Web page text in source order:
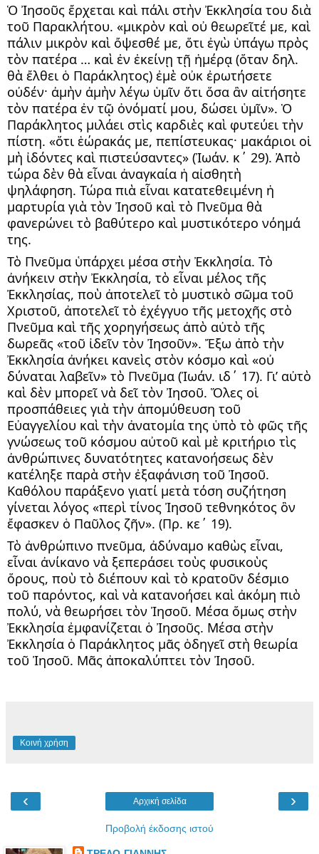
Ὁ Ἰησοῦς ἔρχεται καὶ πάλι στὴν Ἐκκλησία του διὰ
τοῦ Παρακλήτου. «μικρὸν καὶ οὐ θεωρεῖτέ με, καὶ
πάλιν μικρὸν καὶ ὄψεσθέ με, ὅτι ἐγὼ ὑπάγω πρὸς
τὸν πατέρα … καὶ ἐν ἐκείνῃ τῇ ἡμέρᾳ (ὅταν δηλ.
θὰ ἔλθει ὁ Παράκλητος) ἐμὲ οὐκ ἐρωτήσετε
οὐδέν· ἀμὴν ἀμὴν λέγω ὑμῖν ὅτι ὅσα ἂν αἰτήσητε
τὸν πατέρα ἐν τῷ ὀνόματί μου, δώσει ὑμῖν». Ὁ
Παράκλητος μιλάει στὶς καρδιὲς καὶ φυτεύει τὴν
πίστη. «ὅτι ἑώρακάς με, πεπίστευκας· μακάριοι οἱ
μὴ ἰδόντες καὶ πιστεύσαντες» (Ἰωάν. κ΄ 29). Ἀπὸ
τώρα δὲν θὰ εἶναι ἀναγκαία ἡ αἰσθητὴ
ψηλάφηση. Τώρα πιὰ εἶναι κατατεθειμένη ἡ
μαρτυρία γιὰ τὸν Ἰησοῦ καὶ τὸ Πνεῦμα θὰ
φανερώνει τὸ βαθύτερο καὶ μυστικότερο νόημά
της.
Τὸ Πνεῦμα ὑπάρχει μέσα στὴν Ἐκκλησία. Τὸ
ἀνήκειν στὴν Ἐκκλησία, τὸ εἶναι μέλος τῆς
Ἐκκλησίας, ποὺ ἀποτελεῖ τὸ μυστικὸ σῶμα τοῦ
Χριστοῦ, ἀποτελεῖ τὸ ἐχέγγυο τῆς μετοχῆς στὸ
Πνεῦμα καὶ τῆς χορηγήσεως ἀπὸ αὐτὸ τῆς
δωρεᾶς «τοῦ ἰδεῖν τὸν Ἰησοῦν». Ἔξω ἀπὸ τὴν
Ἐκκλησία ἀνήκει κανεὶς στὸν κόσμο καὶ «οὐ
δύναται λαβεῖν» τὸ Πνεῦμα (Ἰωάν. ιδ΄ 17). Γι’ αὐτὸ
καὶ δὲν μπορεῖ νὰ δεῖ τὸν Ἰησοῦ. Ὅλες οἱ
προσπάθειες γιὰ τὴν ἀπομύθευση τοῦ
Εὐαγγελίου καὶ τὴν ἀνατομία της ὑπὸ τὸ φῶς τῆς
γνώσεως τοῦ κόσμου αὐτοῦ καὶ μὲ κριτήριο τὶς
ἀνθρώπινες δυνατότητες κατανοήσεως δὲν
κατέληξε παρὰ στὴν ἐξαφάνιση τοῦ Ἰησοῦ.
Καθόλου παράξενο γιατί μετὰ τόση συζήτηση
γίνεται λόγος «περὶ τίνος Ἰησοῦ τεθνηκότος ὃν
ἔφασκεν ὁ Παῦλος ζῆν». (Πρ. κε΄ 19).
Τὸ ἀνθρώπινο πνεῦμα, ἀδύναμο καθὼς εἶναι,
εἶναι ἀνίκανο νὰ ξεπεράσει τοὺς φυσικοὺς
ὅρους, ποὺ τὸ διέπουν καὶ τὸ κρατοῦν δέσμιο
τοῦ παρόντος, καὶ νὰ κατανοήσει καὶ ἀκόμη πιὸ
πολύ, νὰ θεωρήσει τὸν Ἰησοῦ. Μέσα ὅμως στὴν
Ἐκκλησία ἐμφανίζεται ὁ Ἰησοῦς. Μέσα στὴν
Ἐκκλησία ὁ Παράκλητος μᾶς ὁδηγεῖ στὴ θεωρία
τοῦ Ἰησοῦ. Μᾶς ἀποκαλύπτει τὸν Ἰησοῦ.
Κοινή χρήση
‹ ›
Αρχική σελίδα
Προβολή έκδοσης ιστού